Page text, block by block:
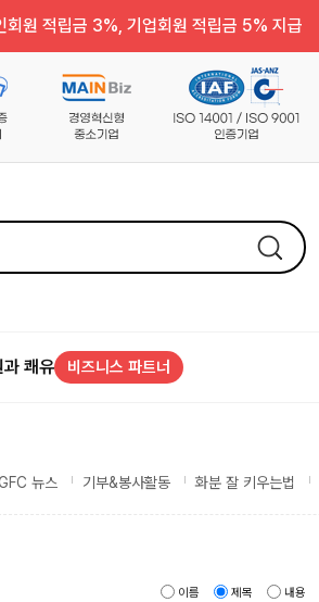
원 적립금 3%, 기업회원 적립금 5% 지급
과 쾌유 비즈니스 파트너
뉴스 기부&봉사활동 화분 잘 키우는법
이름 제목 내용